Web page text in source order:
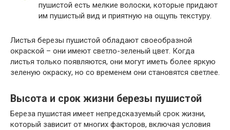
пушистой есть мелкие волоски, которые придают
им пушистый вид и приятную на ощупь текстуру.
Листья березы пушистой обладают своеобразной
окраской – они имеют светло-зеленый цвет. Когда
листья только появляются, они могут иметь более яркую
зеленую окраску, но со временем они становятся светлее.
Высота и срок жизни березы пушистой
Береза пушистая имеет непредсказуемый срок жизни,
который зависит от многих факторов, включая условия